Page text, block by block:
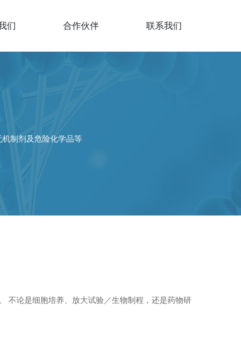
联系我们
合作伙伴
们
制剂及危险化学品等
不论是细胞培养、放大试验／生物制程，还是药物研